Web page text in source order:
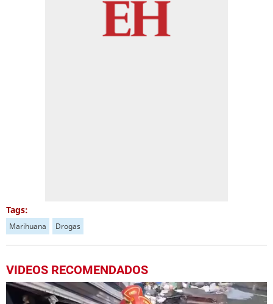
Tags:
Marihuana Drogas
VIDEOS RECOMENDADOS